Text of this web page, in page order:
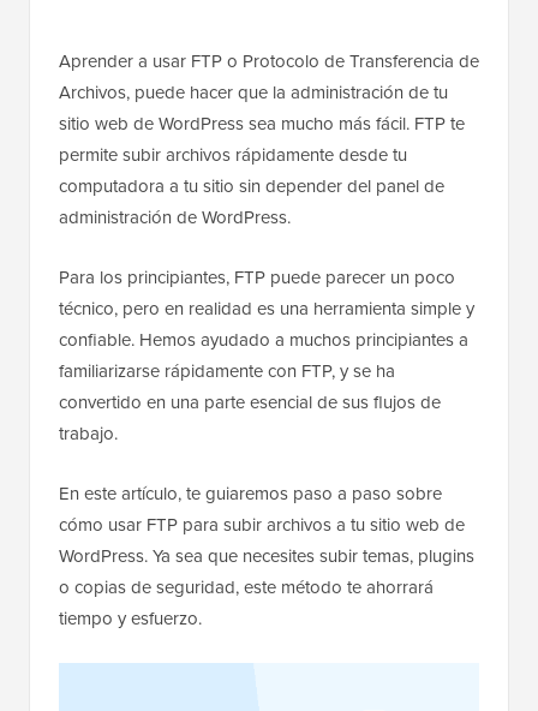
Aprender a usar FTP o Protocolo de Transferencia de
Archivos, puede hacer que la administración de tu
sitio web de WordPress sea mucho más fácil. FTP te
permite subir archivos rápidamente desde tu
computadora a tu sitio sin depender del panel de
administración de WordPress.
Para los principiantes, FTP puede parecer un poco
técnico, pero en realidad es una herramienta simple y
confiable. Hemos ayudado a muchos principiantes a
familiarizarse rápidamente con FTP, y se ha
convertido en una parte esencial de sus flujos de
trabajo.
En este artículo, te guiaremos paso a paso sobre
cómo usar FTP para subir archivos a tu sitio web de
WordPress. Ya sea que necesites subir temas, plugins
o copias de seguridad, este método te ahorrará
tiempo y esfuerzo.